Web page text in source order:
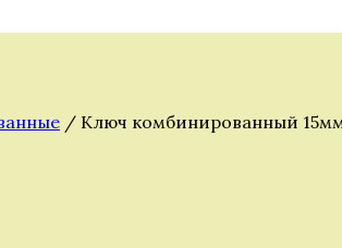
/ Ключ комбинированный